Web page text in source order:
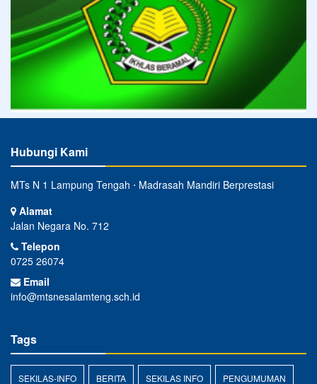
Hubungi Kami
MTs N 1 Lampung Tengah ⋅ Madrasah Mandiri Berprestasi
Alamat
Jalan Negara No. 712
Telepon
0725 26074
Email
info@mtsnesalamteng.sch.id
Tags
SEKILAS-INFO BERITA SEKILAS INFO PENGUMUMAN